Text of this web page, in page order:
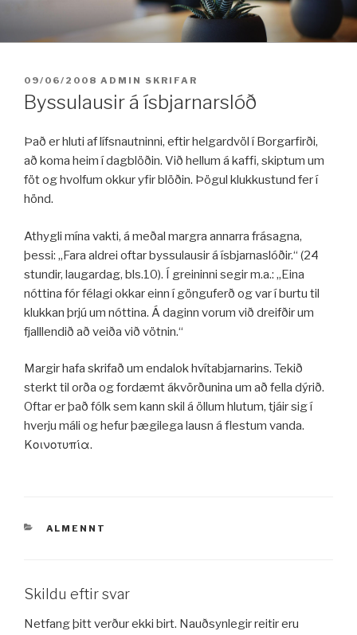
efni
BIRT:
09/06/2008 ADMIN SKRIFAR
Byssulausir á ísbjarnarslóð
Það er hluti af lífsnautninni, eftir helgardvöl í Borgarfirði,
að koma heim í dagblöðin. Við hellum á kaffi, skiptum um
föt og hvolfum okkur yfir blöðin. Þögul klukkustund fer í
hönd.
Athygli mína vakti, á meðal margra annarra frásagna,
þessi: „Fara aldrei oftar byssulausir á ísbjarnaslóðir.“ (24
stundir, laugardag, bls.10). Í greininni segir m.a.: „Eina
nóttina fór félagi okkar einn í gönguferð og var í burtu til
klukkan þrjú um nóttina. Á daginn vorum við dreifðir um
fjalllendið að veiða við vötnin.“
Margir hafa skrifað um endalok hvítabjarnarins. Tekið
sterkt til orða og fordæmt ákvörðunina um að fella dýrið.
Oftar er það fólk sem kann skil á öllum hlutum, tjáir sig í
hverju máli og hefur þægilega lausn á flestum vanda.
Kοινοτυπία.
VÖRUFLOKKAR
ALMENNT
Skildu eftir svar
Netfang þitt verður ekki birt. Nauðsynlegir reitir eru